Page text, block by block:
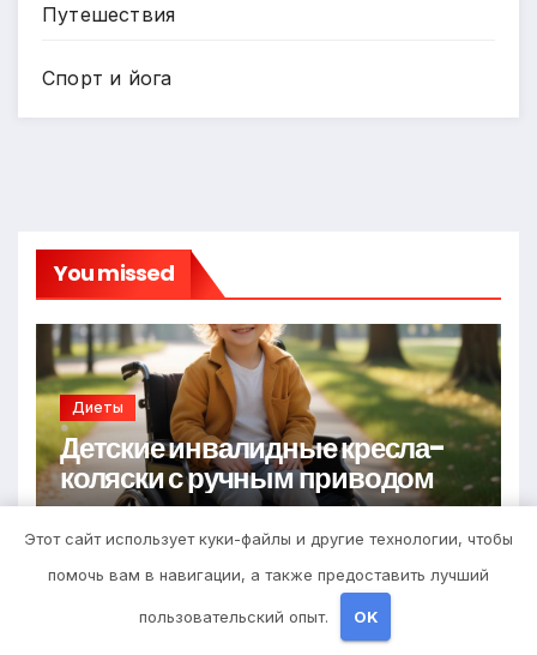
Путешествия
Спорт и йога
You missed
Диеты
Детские инвалидные кресла-
коляски с ручным приводом
Этот сайт использует куки-файлы и другие технологии, чтобы
помочь вам в навигации, а также предоставить лучший
пользовательский опыт. OK